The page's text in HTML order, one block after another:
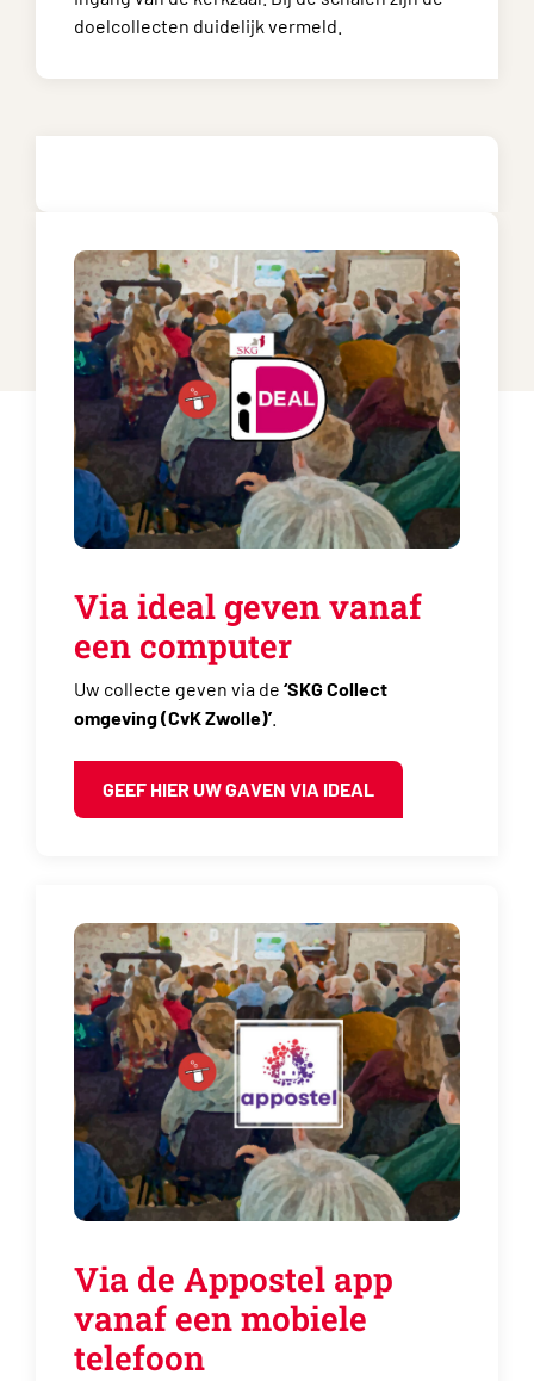
doelcollecten duidelijk vermeld.
Via ideal geven vanaf
een computer
Uw collecte geven via de ‘SKG Collect
omgeving (CvK Zwolle)’
GEEF HIER UW GAVEN VIA IDEAL
Via de Appostel app
vanaf een mobiele
telefoon